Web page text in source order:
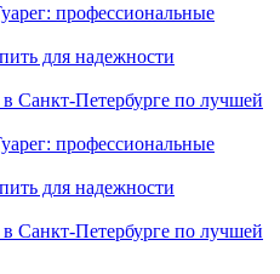
профессиональные
для надежности
Санкт-Петербурге по лучшей
профессиональные
для надежности
Санкт-Петербурге по лучшей